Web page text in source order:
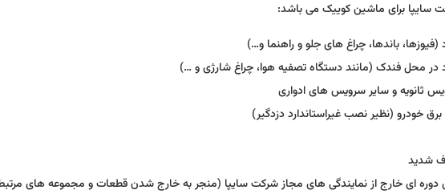
سایپا برای ماشین کوییک می باشد:
(فیوزها، باندها، چراغ های جلو و راهنما و…)
در محل فندک (مانند دستگاه تصفیه هوا، چراغ شارژی و …)
ثانویه و سایر سرویس های ادواری
خودرو (نظیر نصب غیراستاندارد دزدگیر)
شدید
دوره ای خارج از نمایندگی های مجاز شرکت سایپا (منجر به خارج شدن قطعات و مجموعه های